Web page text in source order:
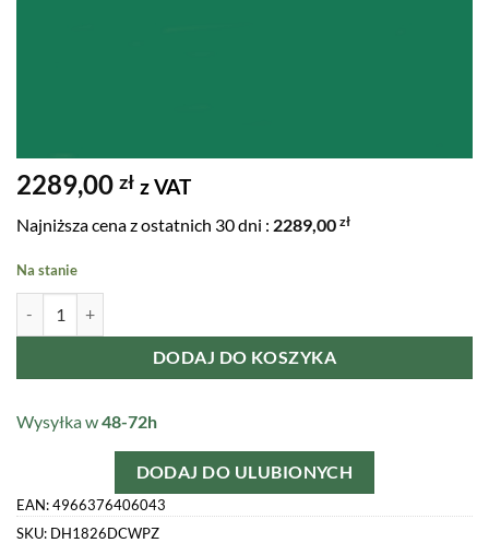
2289,00 zł z VAT
Najniższa cena z ostatnich 30 dni : 2289,00 zł
Na stanie
DODAJ DO KOSZYKA
Wysyłka w48-72h
DODAJ DO ULUBIONYCH
EAN: 4966376406043
SKU: DH1826DCWPZ